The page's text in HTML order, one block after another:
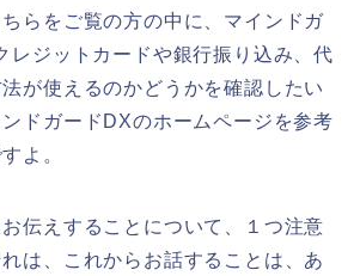
らをご覧の方の中に、マインドガ
レジットカードや銀行振り込み、代
が使えるのかどうかを確認したい
ドガードDXのホームページを参考
よ。
伝えすることについて、１つ注意
は、これからお話することは、あ